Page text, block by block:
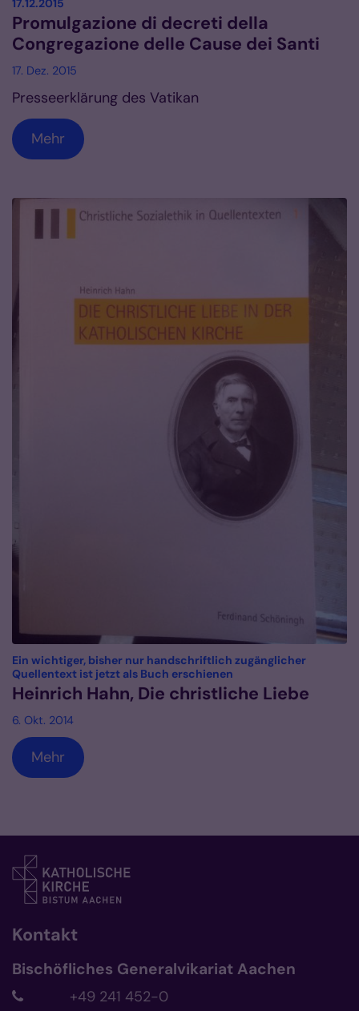
17.12.2015
Promulgazione di decreti della
Congregazione delle Cause dei Santi
17. Dez. 2015
Presseerklärung des Vatikan
Mehr
Ein wichtiger, bisher nur handschriftlich zugänglicher
Quellentext ist jetzt als Buch erschienen
Heinrich Hahn, Die christliche Liebe
6. Okt. 2014
Mehr
Kontakt
Bischöfliches Generalvikariat Aachen
+49 241 452-0